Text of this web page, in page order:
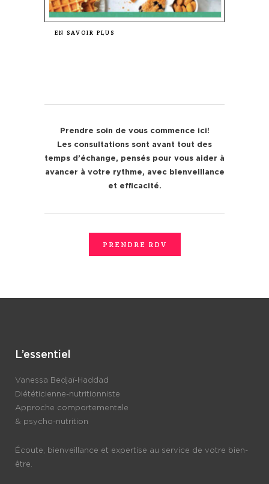
EN SAVOIR PLUS
Prendre soin de vous commence ici!
Les consultations sont avant tout des
temps d’échange, pensés pour vous aider à
avancer à votre rythme, avec bienveillance
et efficacité.
PRENDRE RDV
L’essentiel
Vanessa Bedjaï-Haddad
Diététicienne-nutritionniste
Approche comportementale
& psycho-nutrition
Écoute, bienveillance et expertise au service de votre bien-
être.